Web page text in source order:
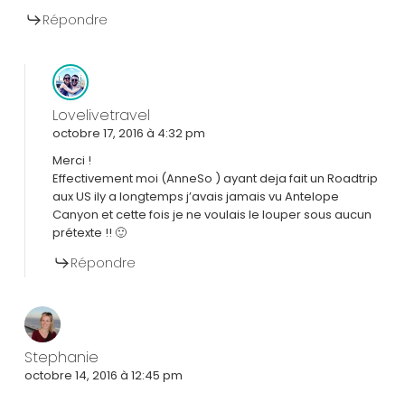
Répondre
Lovelivetravel
octobre 17, 2016 à 4:32 pm
Merci !
Effectivement moi (AnneSo ) ayant deja fait un Roadtrip
aux US ily a longtemps j’avais jamais vu Antelope
Canyon et cette fois je ne voulais le louper sous aucun
prétexte !! 🙂
Répondre
Stephanie
octobre 14, 2016 à 12:45 pm